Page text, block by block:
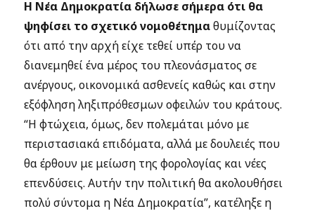
Η Νέα Δημοκρατία δήλωσε σήμερα ότι θα
ψηφίσει το σχετικό νομοθέτημαθυμίζοντας
ότι από την αρχή είχε τεθεί υπέρ του να
διανεμηθεί ένα μέρος του πλεονάσματος σε
ανέργους, οικονομικά ασθενείς καθώς και στην
εξόφληση ληξιπρόθεσμων οφειλών του κράτους.
“Η φτώχεια, όμως, δεν πολεμάται μόνο με
περιστασιακά επιδόματα, αλλά με δουλειές που
θα έρθουν με μείωση της φορολογίας και νέες
επενδύσεις. Αυτήν την πολιτική θα ακολουθήσει
πολύ σύντομα η Νέα Δημοκρατία”, κατέληξε η